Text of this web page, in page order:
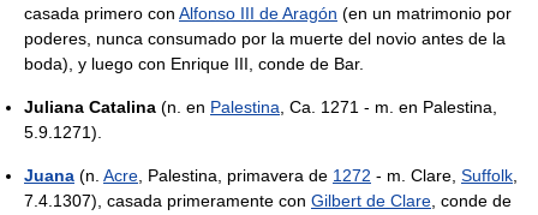
casada primero con Alfonso III de Aragón (en un matrimonio por
poderes, nunca consumado por la muerte del novio antes de la
boda), y luego con Enrique III, conde de Bar.
Juliana Catalina (n. en Palestina, Ca. 1271 - m. en Palestina,
5.9.1271).
Juana (n. Acre, Palestina, primavera de 1272 - m. Clare, Suffolk,
7.4.1307), casada primeramente con Gilbert de Clare, conde de